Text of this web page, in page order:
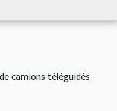
camions téléguidés